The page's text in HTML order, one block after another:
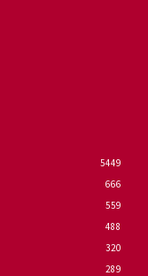
5449
666
559
488
320
289